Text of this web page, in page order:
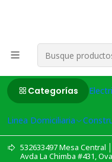
Categorías
Linea Domiciliaria
532633497 Mesa Central
Avda La Chimba #431,